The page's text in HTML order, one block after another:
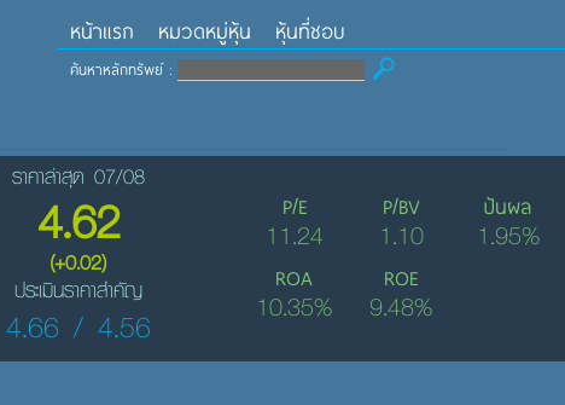
หน้าแรก หมวดหมู่หุ้น หุ้นที่ชอบ
ค้นหาหลักทรัพย์ :
ราคาล่าสุด 07/08
4.62
(+0.02)
ประเมินราคาสำคัญ
4.66 / 4.56
P/E
11.24
P/BV
1.10
ปันผล
1.95%
ROA
10.35%
ROE
9.48%